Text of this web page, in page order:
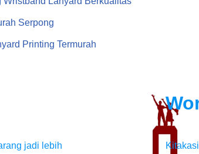
Serpong
Printing Termurah
jadi lebih